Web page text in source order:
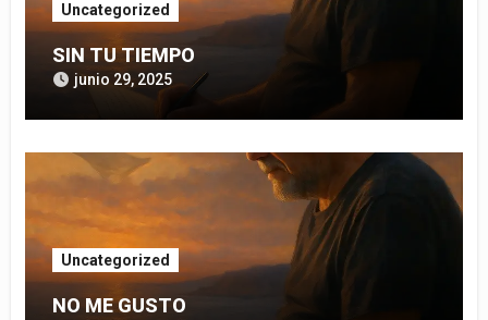
Uncategorized
SIN TU TIEMPO
junio 29, 2025
Uncategorized
NO ME GUSTO